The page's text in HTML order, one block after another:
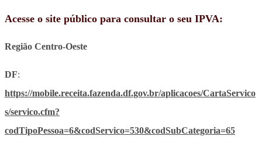
Acesse o site público para consultar o seu IPVA:
Região Centro-Oeste
DF:
https://mobile.receita.fazenda.df.gov.br/aplicacoes/CartaServico
s/servico.cfm?
codTipoPessoa=6&codServico=530&codSubCategoria=65